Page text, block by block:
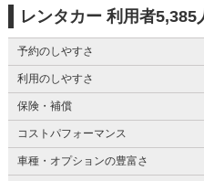
レンタカー 利用者5,385
予約のしやすさ
利用のしやすさ
保険・補償
コストパフォーマンス
車種・オプションの豊富さ